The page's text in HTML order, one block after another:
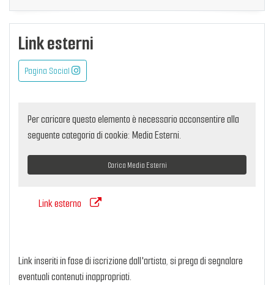
Link esterni
Pagina Social
Per caricare questo elemento è necessario acconsentire alla
seguente categoria di cookie: Media Esterni.
Carica Media Esterni
Link esterno
Link inseriti in fase di iscrizione dall'artista, si prega di segnalare
eventuali contenuti inappropriati.